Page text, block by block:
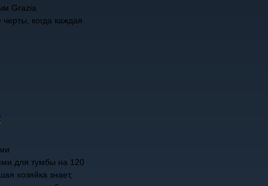
Grazia
когда каждая
для тумбы на 120
хозяйка знает,